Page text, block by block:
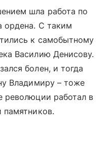
шла работа по
ордена. С таким
к самобытному
Василию Денисову.
болен, и тогда
Владимиру – тоже
революции работал в
памятников.